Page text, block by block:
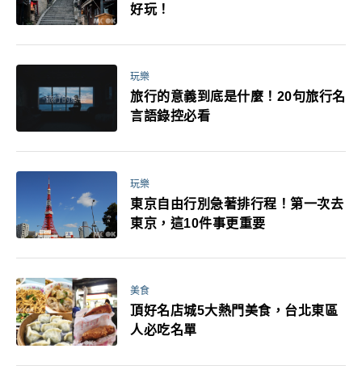
好玩！
玩樂
旅行的意義到底是什麼！20句旅行名
言語錄控必看
玩樂
東京自由行別急著排行程！第一次去
東京，這10件事更重要
美食
頂好名店城5大熱門美食，台北東區
人必吃名單